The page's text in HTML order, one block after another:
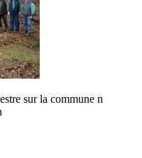
sur la commune n